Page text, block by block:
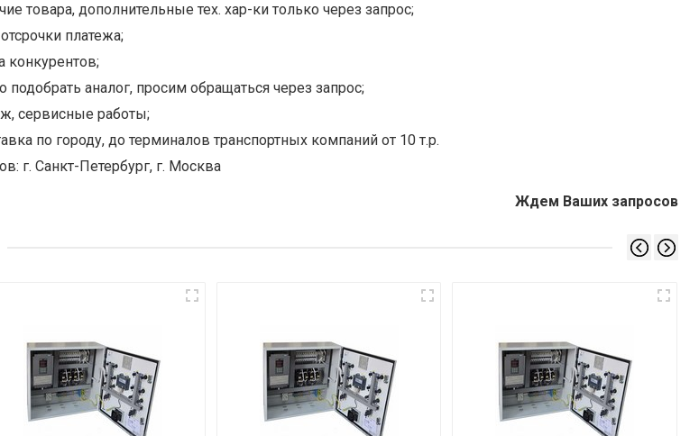
товара, дополнительные тех. хар-ки только через запрос;
платежа;
конкурентов;
подобрать аналог, просим обращаться через запрос;
сервисные работы;
по городу, до терминалов транспортных компаний от 10 т.р.
г. Санкт-Петербург, г. Москва
Ждем Ваших запросов